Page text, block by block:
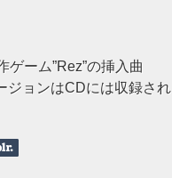
ゲーム”Rez”の挿入曲
ジョンはCDには収録され